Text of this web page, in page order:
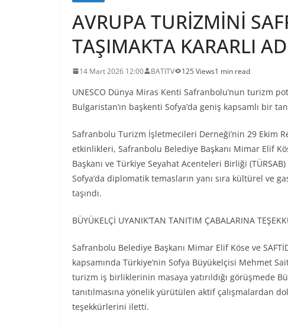
AVRUPA TURİZMİNİ
TAŞIMAKTA KARARLI
14 Mart 2026 12:00 BATITV 125 Views1 min read
UNESCO Dünya Miras Kenti Safranbolu’nun turizm
Bulgaristan’ın başkenti Sofya’da geniş kapsamlı bir
Safranbolu Turizm İşletmecileri Derneği’nin 29 Ekim
etkinlikleri, Safranbolu Belediye Başkanı Mimar Elif
Başkanı ve Türkiye Seyahat Acenteleri Birliği
Sofya’da diplomatik temasların yanı sıra kültürel ve
taşındı.
BÜYÜKELÇİ UYANIK’TAN TANITIM ÇABALARINA
Safranbolu Belediye Başkanı Mimar Elif Köse ve
kapsamında Türkiye’nin Sofya Büyükelçisi Mehmet
turizm iş birliklerinin masaya yatırıldığı görüşmede
tanıtılmasına yönelik yürütülen aktif çalışmalardan
teşekkürlerini iletti.